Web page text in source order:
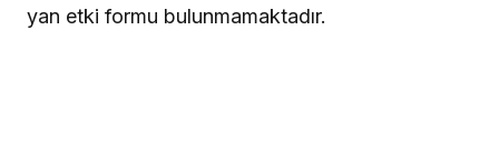
yan etki formu bulunmamaktadır.